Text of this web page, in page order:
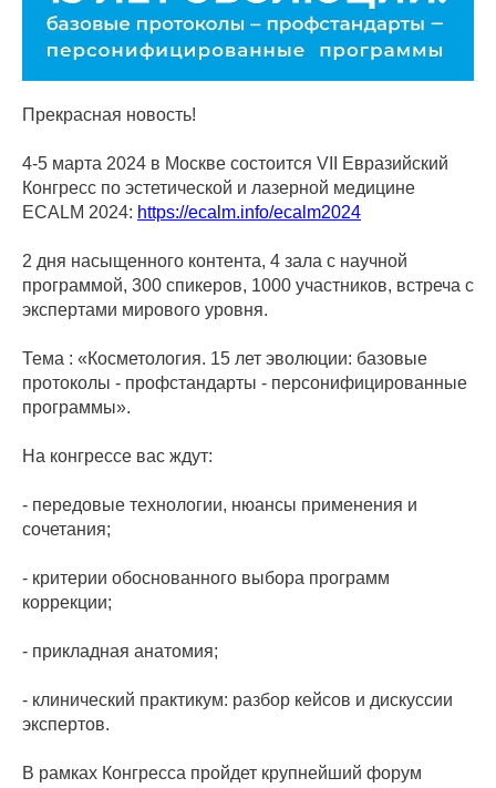
Прекрасная новость!
4-5 марта 2024 в Москве состоится VII Евразийский
Конгресс по эстетической и лазерной медицине
ECALM 2024: https://ecalm.info/ecalm2024
2 дня насыщенного контента, 4 зала с научной
программой, 300 спикеров, 1000 участников, встреча с
экспертами мирового уровня.
Тема : «Косметология. 15 лет эволюции: базовые
протоколы - профстандарты - персонифицированные
программы».
На конгрессе вас ждут:
- передовые технологии, нюансы применения и
сочетания;
- критерии обоснованного выбора программ
коррекции;
- прикладная анатомия;
- клинический практикум: разбор кейсов и дискуссии
экспертов.
В рамках Конгресса пройдет крупнейший форум